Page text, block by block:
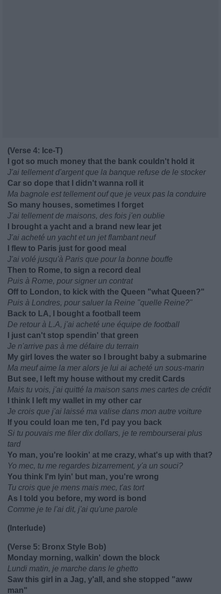
(Verse 4: Ice-T)
I got so much money that the bank couldn't hold it
J'ai tellement d'argent que la banque refuse de le stocker
Car so dope that I didn't wanna roll it
Ma bagnole est tellement ouf que je veux pas la conduire
So many houses, sometimes I forget
J'ai tellement de maisons, des fois j'en oublie
I brought a yacht and a brand new lear jet
J'ai acheté un yacht et un jet flambant neuf
I flew to Paris just for good meal
J'ai volé jusqu'à Paris que pour la bonne bouffe
Then to Rome, to sign a record deal
Puis à Rome, pour signer un contrat
Off to London, to kick with the Queen "what Queen?"
Puis à Londres, pour saluer la Reine "quelle Reine?"
Back to LA, I bought a football teem
De retour à L.A, j'ai acheté une équipe de football
I just can't stop spendin' that green
Je n'arrive pas à me défaire du terrain
My girl loves the water so I brought baby a submarine
Ma meuf aime la mer alors je lui ai acheté un sous-marin
But see, I left my house without my credit Cards
Mais tu vois, j'ai quitté la maison sans mes cartes de crédit
I think I left my wallet in my other car
Je crois que j'ai laissé ma valise dans mon autre voiture
If you could loan me ten, I'd pay you back
Si tu pouvais me filer dix dollars, je te rembourserai plus
tard
Yo man, you're lookin' at me crazy, what's up with that?
Yo mec, tu me regardes bizarrement, y'a un souci?
You think I'm lyin' but man, you're wrong
Tu crois que je mens mais mec, t'as tort
As I told you before, my word is bond
Comme je te l'ai dit, j'ai qu'une parole
(Interlude)
(Verse 5: Bronx Style Bob)
Monday morning, walkin' down the block
Lundi matin, je marche dans le ghetto
Saw this girl in a Jag, y'all, and she stopped "aww
man"